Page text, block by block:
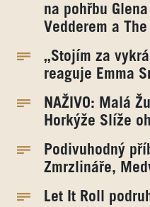
na pohřbu
Vedderem a The
„Stojím za
reaguje Emma
NAŽIVO: Malá
Horkýže Slíže
Podivuhodný
Zmrzlináře,
Let It Roll